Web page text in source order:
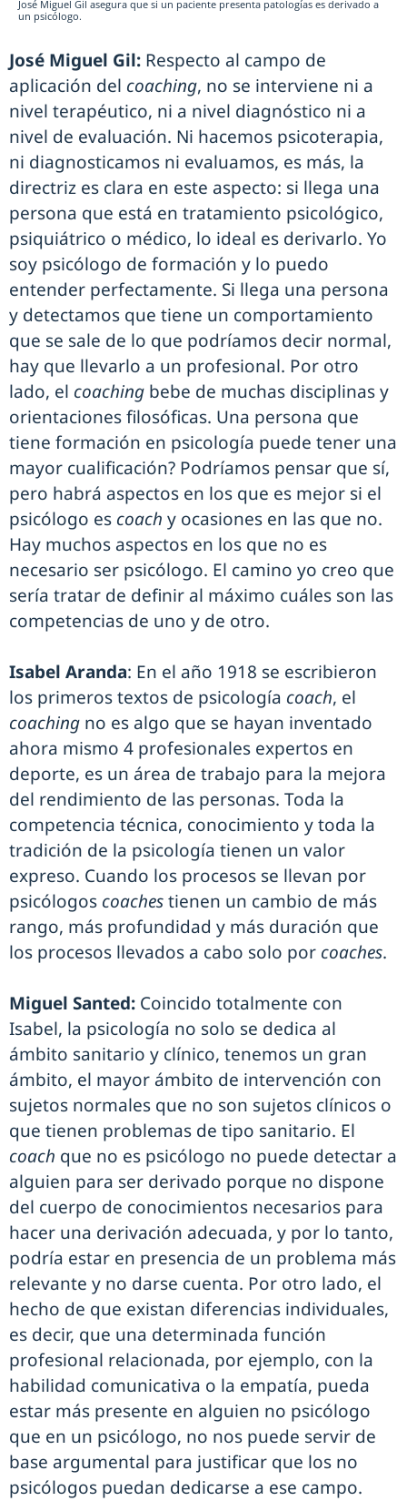
José Miguel Gil asegura que si un paciente presenta patologías es derivado a
un psicólogo.
José Miguel Gil: Respecto al campo de
aplicación del coaching, no se interviene ni a
nivel terapéutico, ni a nivel diagnóstico ni a
nivel de evaluación. Ni hacemos psicoterapia,
ni diagnosticamos ni evaluamos, es más, la
directriz es clara en este aspecto: si llega una
persona que está en tratamiento psicológico,
psiquiátrico o médico, lo ideal es derivarlo. Yo
soy psicólogo de formación y lo puedo
entender perfectamente. Si llega una persona
y detectamos que tiene un comportamiento
que se sale de lo que podríamos decir normal,
hay que llevarlo a un profesional. Por otro
lado, el coaching bebe de muchas disciplinas y
orientaciones filosóficas. Una persona que
tiene formación en psicología puede tener una
mayor cualificación? Podríamos pensar que sí,
pero habrá aspectos en los que es mejor si el
psicólogo es coach y ocasiones en las que no.
Hay muchos aspectos en los que no es
necesario ser psicólogo. El camino yo creo que
sería tratar de definir al máximo cuáles son las
competencias de uno y de otro.
Isabel Aranda: En el año 1918 se escribieron
los primeros textos de psicología coach, el
coaching no es algo que se hayan inventado
ahora mismo 4 profesionales expertos en
deporte, es un área de trabajo para la mejora
del rendimiento de las personas. Toda la
competencia técnica, conocimiento y toda la
tradición de la psicología tienen un valor
expreso. Cuando los procesos se llevan por
psicólogos coachestienen un cambio de más
rango, más profundidad y más duración que
los procesos llevados a cabo solo por coaches.
Miguel Santed: Coincido totalmente con
Isabel, la psicología no solo se dedica al
ámbito sanitario y clínico, tenemos un gran
ámbito, el mayor ámbito de intervención con
sujetos normales que no son sujetos clínicos o
que tienen problemas de tipo sanitario. El
coach que no es psicólogo no puede detectar a
alguien para ser derivado porque no dispone
del cuerpo de conocimientos necesarios para
hacer una derivación adecuada, y por lo tanto,
podría estar en presencia de un problema más
relevante y no darse cuenta. Por otro lado, el
hecho de que existan diferencias individuales,
es decir, que una determinada función
profesional relacionada, por ejemplo, con la
habilidad comunicativa o la empatía, pueda
estar más presente en alguien no psicólogo
que en un psicólogo, no nos puede servir de
base argumental para justificar que los no
psicólogos puedan dedicarse a ese campo.